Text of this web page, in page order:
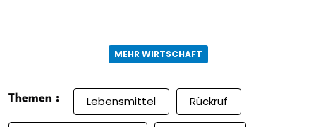
MEHR WIRTSCHAFT
Themen : Lebensmittel Rückruf